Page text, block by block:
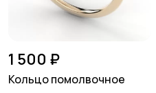
1 500 ₽
Кольцо помолвочное